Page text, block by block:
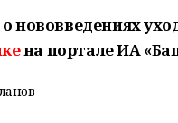
нововведениях
на портале ИА